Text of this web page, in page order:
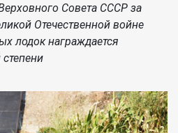
Совета СССР за
Отечественной войне
лодок награждается